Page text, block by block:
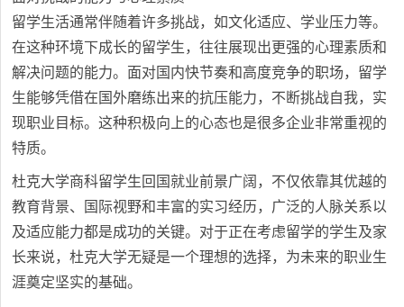
留学生活通常伴随着许多挑战，如文化适应、学业压力等。
在这种环境下成长的留学生，往往展现出更强的心理素质和
解决问题的能力。面对国内快节奏和高度竞争的职场，留学
生能够凭借在国外磨练出来的抗压能力，不断挑战自我，实
现职业目标。这种积极向上的心态也是很多企业非常重视的
特质。
杜克大学商科留学生回国就业前景广阔，不仅依靠其优越的
教育背景、国际视野和丰富的实习经历，广泛的人脉关系以
及适应能力都是成功的关键。对于正在考虑留学的学生及家
长来说，杜克大学无疑是一个理想的选择，为未来的职业生
涯奠定坚实的基础。